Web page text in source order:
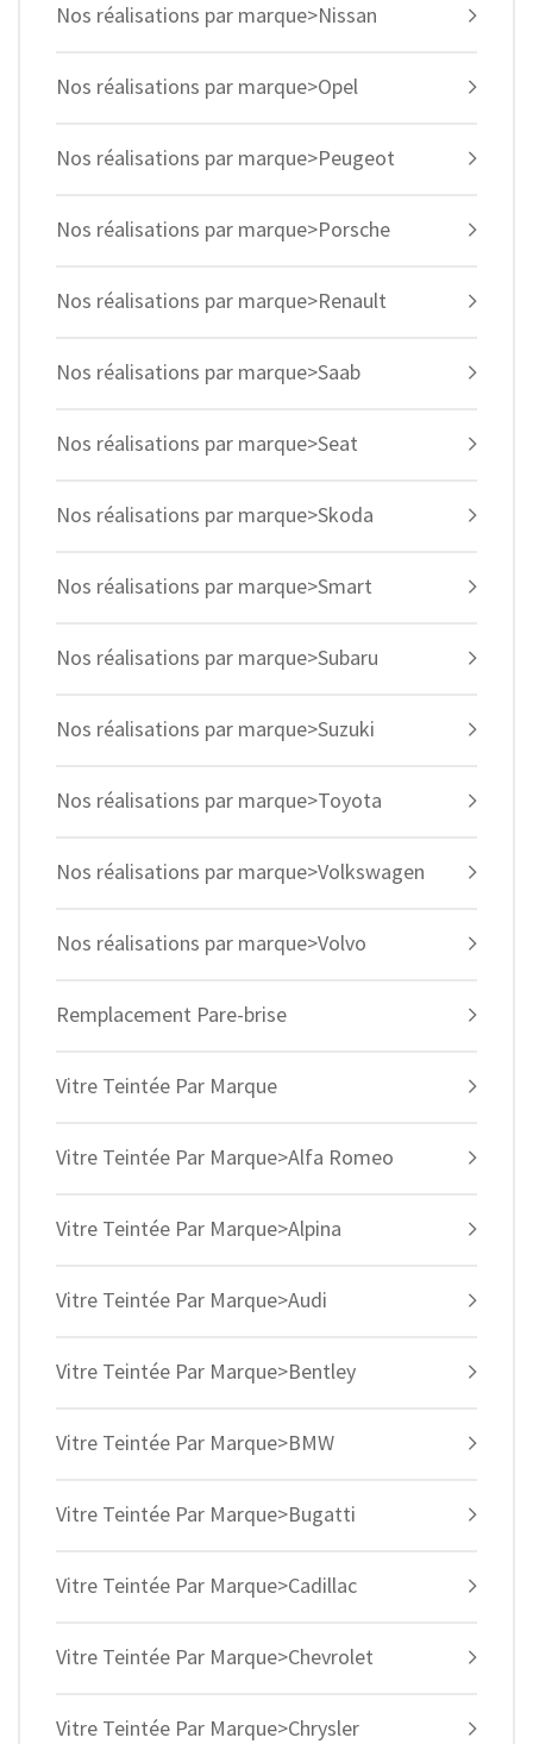
Nos réalisations par marque>Nissan
Nos réalisations par marque>Opel
Nos réalisations par marque>Peugeot
Nos réalisations par marque>Porsche
Nos réalisations par marque>Renault
Nos réalisations par marque>Saab
Nos réalisations par marque>Seat
Nos réalisations par marque>Skoda
Nos réalisations par marque>Smart
Nos réalisations par marque>Subaru
Nos réalisations par marque>Suzuki
Nos réalisations par marque>Toyota
Nos réalisations par marque>Volkswagen
Nos réalisations par marque>Volvo
Remplacement Pare-brise
Vitre Teintée Par Marque
Vitre Teintée Par Marque>Alfa Romeo
Vitre Teintée Par Marque>Alpina
Vitre Teintée Par Marque>Audi
Vitre Teintée Par Marque>Bentley
Vitre Teintée Par Marque>BMW
Vitre Teintée Par Marque>Bugatti
Vitre Teintée Par Marque>Cadillac
Vitre Teintée Par Marque>Chevrolet
Vitre Teintée Par Marque>Chrysler